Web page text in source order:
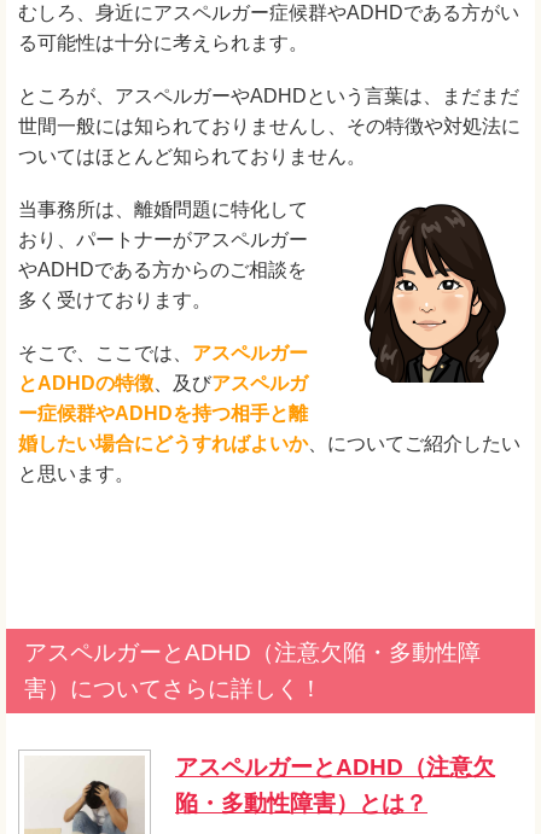
むしろ、身近にアスペルガー症候群やADHDである方がい
る可能性は十分に考えられます。
ところが、アスペルガーやADHDという言葉は、まだまだ
世間一般には知られておりませんし、その特徴や対処法に
ついてはほとんど知られておりません。
当事務所は、離婚問題に特化して
おり、パートナーがアスペルガー
やADHDである方からのご相談を
多く受けております。
そこで、ここでは、 アスペルガー
とADHDの特徴 、及びアスペルガ
ー症候群やADHDを持つ相手と離
婚したい場合にどうすればよいか、についてご紹介したい
と思います。
アスペルガーとADHD（注意欠陥・多動性障
害）についてさらに詳しく！
アスペルガーとADHD（注意欠
陥・多動性障害）とは？